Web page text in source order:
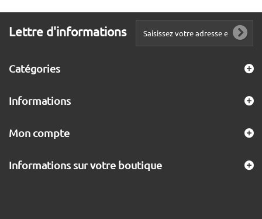
Lettre d'informations
Catégories
Informations
Mon compte
Informations sur votre boutique